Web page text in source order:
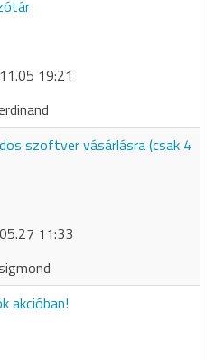
19:21
szoftver vásárlásra (csak 4
11:33
akcióban!